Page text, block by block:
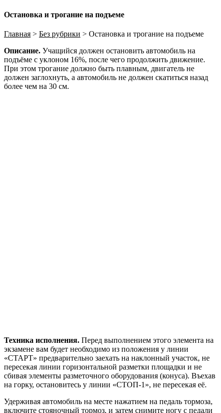
Остановка и трогание на подъеме
Главная > Без рубрики > Остановка и трогание на подъеме
Описание. Учащийся должен остановить автомобиль на
подъёме с уклоном 16%, после чего продолжить движение.
При этом трогание должно быть плавным, двигатель не
должен заглохнуть, а автомобиль не должен скатиться назад
более чем на 30 см.
Техника исполнения. Перед выполнением этого элемента на
экзамене вам будет необходимо из положения у линии
«СТАРТ» предварительно заехать на наклонный участок, не
пересекая линии горизонтальной разметки площадки и не
сбивая элементы разметочного оборудования (конуса). Въехав
на горку, остановитесь у линии «СТОП-1», не пересекая её.
Удерживая автомобиль на месте нажатием на педаль тормоза,
включите стояночный тормоз, и затем снимите ногу с педали